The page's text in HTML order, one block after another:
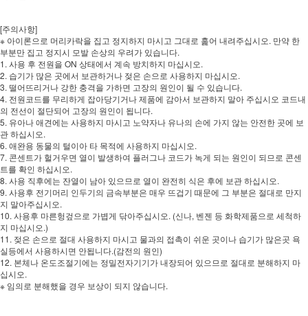
[주의사항]
※ 아이론으로 머리카락을 집고 정지하지 마시고 그대로 훑어 내려주십시오. 만약 한
부분만 집고 정지시 모발 손상의 우려가 있습니다.
1. 사용 후 전원을 ON 상태에서 계속 방치하지 마십시오.
2. 습기가 많은 곳에서 보관하거나 젖은 손으로 사용하지 마십시오.
3. 떨어뜨리거나 강한 충격을 가하면 고장의 원인이 될 수 있습니다.
4. 전원코드를 무리하게 잡아당기거나 제품에 감아서 보관하지 말아 주십시오 코드내
의 전선이 절단되어 고장의 원인이 됩니다.
5. 유아나 애견에는 사용하지 마시고 노약자나 유나의 손에 가지 않는 안전한 곳에 보
관 하십시오.
6. 애완용 동물의 털이아 타 목적에 사용하지 마십시오.
7. 콘센트가 헐거우면 열이 발생하여 플러그나 코드가 녹게 되는 원인이 되므로 콘센
트를 확인 하십시오.
8. 사용 직후에는 잔열이 남아 있으므로 열이 완전히 식은 후에 보관 하십시오.
9. 사용후 전기머리 인두기의 금속부분은 매우 뜨겁기 때문에 그 부분은 절대로 만지
지 말아주십시오.
10. 사용후 마른헝겊으로 가볍게 닦아주십시오. (신나, 벤젠 등 화학제품으로 세척하
지 마십시오.)
11. 젖은 손으로 절대 사용하지 마시고 물과의 접촉이 쉬운 곳이나 습기가 많은곳 욕
실등에서 사용하시면 안됩니다.(감전의 원인)
12. 본체나 온도조절기에는 정밀전자기기가 내장되어 있으므로 절대로 분해하지 마
십시오.
※ 임의로 분해했을 경우 보상이 되지 않습니다.